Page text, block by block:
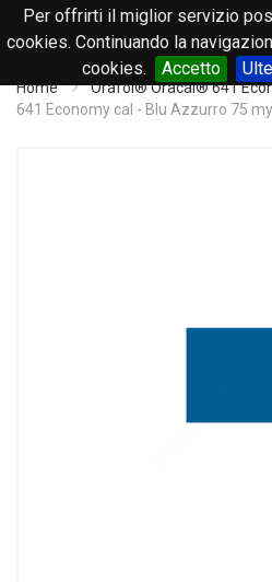
Per offrirti il miglior servizio
cookies. Continuando la
cookies.
Accetto
Home
Orafol® Oracal® 641
641 Economy cal - Blu Azzurro 75